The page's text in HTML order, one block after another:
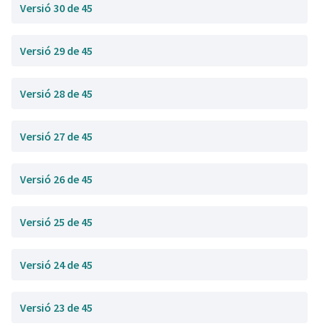
Versió 30 de 45
Versió 29 de 45
Versió 28 de 45
Versió 27 de 45
Versió 26 de 45
Versió 25 de 45
Versió 24 de 45
Versió 23 de 45